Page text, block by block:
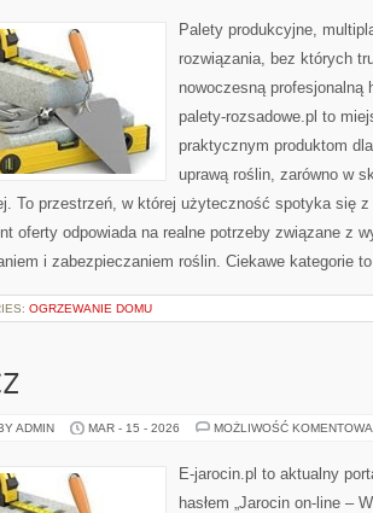
Palety produkcyjne,
rozwiązania, bez których
nowoczesną profesjonalną
palety-rozsadowe.pl to
praktycznym produktom
uprawą roślin, zarówno w
To przestrzeń, w której użyteczność spotyka się
oferty odpowiada na realne potrzeby związane z
i zabezpieczaniem roślin. Ciekawe kategorie
OGRZEWANIE DOMU
ADMIN MAR - 15 - 2026 MOŻLIWOŚĆ
E-jarocin.pl to aktualny
hasłem „Jarocin on-line –